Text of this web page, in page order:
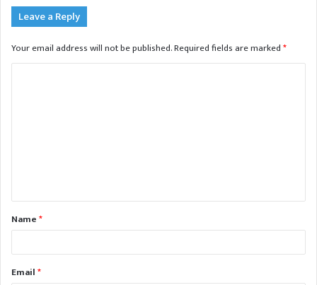
Leave a Reply
Your email address will not be published.Required fields are marked*
t
*Name*
Email*